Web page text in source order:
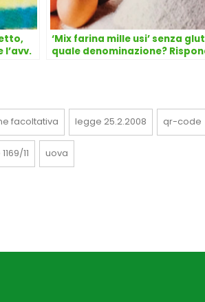
‘Mix farina mille usi’ senza
quale denominazione?
facoltativa legge 25.2.2008 qr-code
11 uova